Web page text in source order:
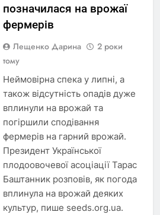
позначилася на врожаї
фермерів
Лещенко Дарина
2 роки
тому
Неймовірна спека у липні, а
також відсутність опадів дуже
вплинули на врожай та
погіршили сподівання
фермерів на гарний врожай.
Президент Української
плодоовочевої асоціації Тарас
Баштанник розповів, як погода
вплинула на врожай деяких
культур, пише seeds.org.ua.